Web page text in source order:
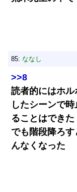
85: ななし
>>8
読者的にはホ
したシーンで
ることはできた
でも階段降ろ
んなくなった